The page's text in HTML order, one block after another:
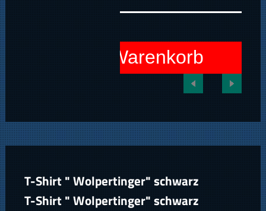
In den Warenkorb
T-Shirt " Wolpertinger" schwarz
T-Shirt " Wolpertinger" schwarz